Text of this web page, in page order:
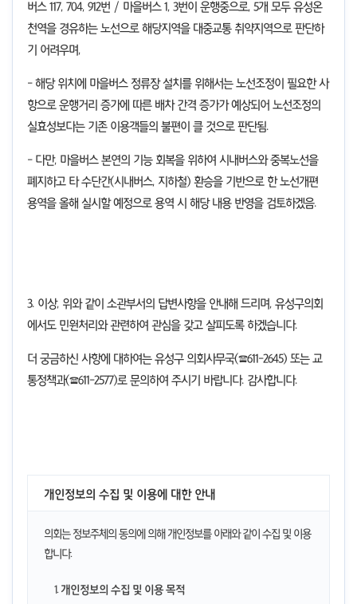
버스 117, 704, 912번 / 마을버스 1, 3번이 운행중으로, 5개 모두 유성온
천역을 경유하는 노선으로 해당지역을 대중교통 취약지역으로 판단하
기 어려우며,
- 해당 위치에 마을버스 정류장 설치를 위해서는 노선조정이 필요한 사
항으로 운행거리 증가에 따른 배차 간격 증가가 예상되어 노선조정의
실효성보다는 기존 이용객들의 불편이 클 것으로 판단됨.
-다만, 마을버스 본연의 기능 회복을 위하여 시내버스와 중복노선을
폐지하고 타 수단간(시내버스, 지하철) 환승을 기반으로 한 노선개편
용역을 올해 실시할 예정으로 용역 시 해당 내용 반영을 검토하겠음.
3. 이상, 위와 같이 소관부서의 답변사항을 안내해 드리며, 유성구의회
에서도 민원처리와 관련하여 관심을 갖고 살피도록 하겠습니다.
더 궁금하신 사항에 대하여는 유성구 의회사무국(☎611-2645) 또는 교
통정책과(☎611-2577)로 문의하여 주시기 바랍니다. 감사합니다.
개인정보의 수집 및 이용에 대한 안내
의회는 정보주체의 동의에 의해 개인정보를 아래와 같이 수집 및 이용
합니다.
개인정보의 수집 및 이용 목적